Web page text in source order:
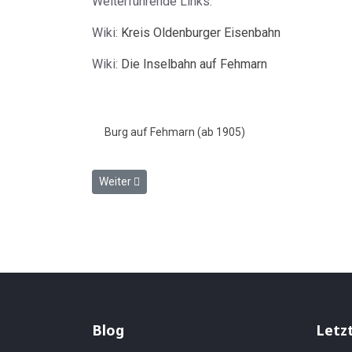
Wiki: Kreis Oldenburger Eisenbahn
Wiki: Die Inselbahn auf Fehmarn
Burg auf Fehmarn (ab 1905)
Nächster Beitrag: Personal vor dem Schienenbus
Weiter
Blog